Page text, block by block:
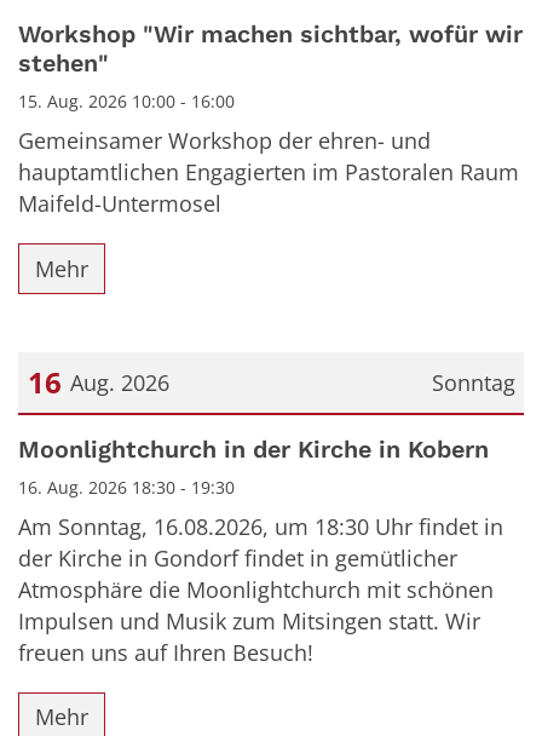
Datum: 15. August 2026
Workshop "Wir machen sichtbar, wofür wir
stehen"
15. Aug. 2026 10:00 - 16:00
Gemeinsamer Workshop der ehren- und
hauptamtlichen Engagierten im Pastoralen Raum
Maifeld-Untermosel
Mehr
Sonntag
16 Aug. 2026
Datum: 16. August 2026
Moonlightchurch in der Kirche in Kobern
16. Aug. 2026 18:30 - 19:30
Am Sonntag, 16.08.2026, um 18:30 Uhr findet in
der Kirche in Gondorf findet in gemütlicher
Atmosphäre die Moonlightchurch mit schönen
Impulsen und Musik zum Mitsingen statt. Wir
freuen uns auf Ihren Besuch!
Mehr